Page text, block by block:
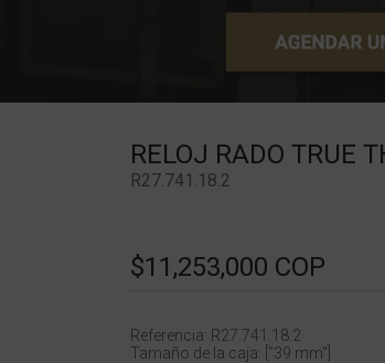
RELOJ RADO TRUE
R27.741.18.2
$11,253,000 COP
Referencia: R27.741.18.2
Tamaño de la caja: ["39 mm"]